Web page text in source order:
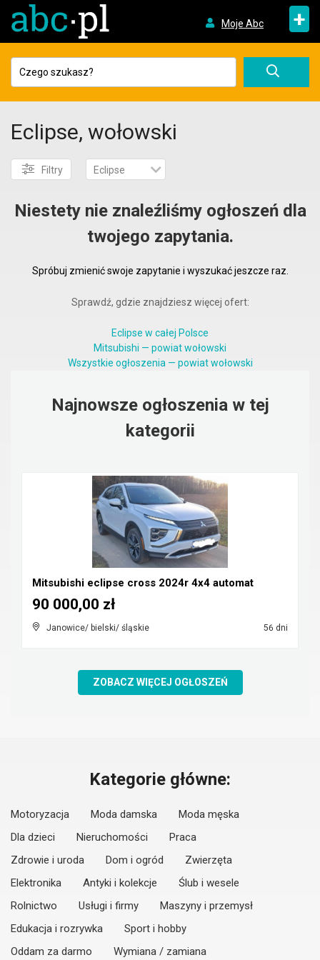
Moje Abc +
Eclipse, wołowski
Filtry Eclipse
Niestety nie znaleźliśmy ogłoszeń dla
twojego zapytania.
Spróbuj zmienić swoje zapytanie i wyszukać jeszcze raz.
Sprawdź, gdzie znajdziesz więcej ofert:
Eclipse w całej Polsce
Mitsubishi — powiat wołowski
Wszystkie ogłoszenia — powiat wołowski
Najnowsze ogłoszenia w tej
kategorii
Mitsubishi eclipse cross 2024r 4x4 automat
Janowice/ bielski/ śląskie 56 dni
90 000,00 zł
ZOBACZ WIĘCEJ OGŁOSZEŃ
Kategorie główne:
Motoryzacja Moda damska
Moda męska
Dla dzieci
Nieruchomości
Praca
Zdrowie i uroda
Dom i ogród
Zwierzęta
Elektronika
Antyki i kolekcje
Ślub i wesele
Rolnictwo
Usługi i firmy
Maszyny i przemysł
Edukacja i rozrywka
Sport i hobby
Oddam za darmo
Wymiana / zamiana